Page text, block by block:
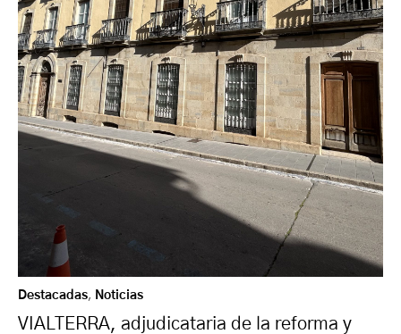
Destacadas, Noticias
VIALTERRA, adjudicataria de la reforma y